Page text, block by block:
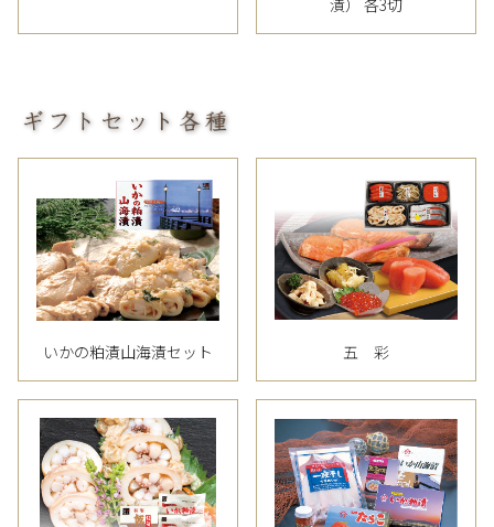
漬） 各3切
いかの粕漬山海漬セット 五 彩